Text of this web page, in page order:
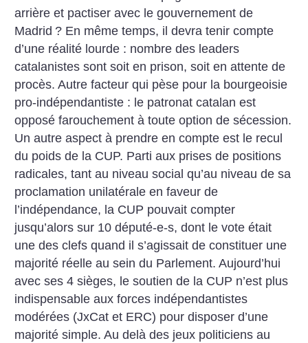
arrière et pactiser avec le gouvernement de
Madrid ? En même temps, il devra tenir compte
d’une réalité lourde : nombre des leaders
catalanistes sont soit en prison, soit en attente de
procès. Autre facteur qui pèse pour la bourgeoisie
pro-indépendantiste : le patronat catalan est
opposé farouchement à toute option de sécession.
Un autre aspect à prendre en compte est le recul
du poids de la CUP. Parti aux prises de positions
radicales, tant au niveau social qu’au niveau de sa
proclamation unilatérale en faveur de
l’indépendance, la CUP pouvait compter
jusqu’alors sur 10 député-e-s, dont le vote était
une des clefs quand il s’agissait de constituer une
majorité réelle au sein du Parlement. Aujourd’hui
avec ses 4 sièges, le soutien de la CUP n’est plus
indispensable aux forces indépendantistes
modérées (JxCat et ERC) pour disposer d’une
majorité simple. Au delà des jeux politiciens au